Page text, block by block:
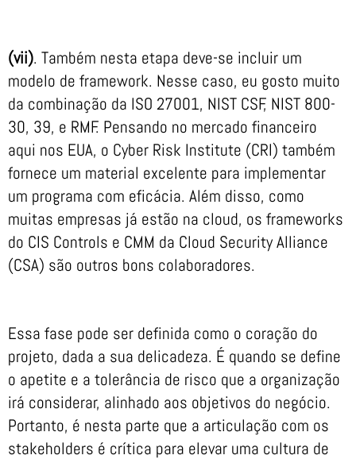
(vii). Também nesta etapa deve-se incluir um
modelo de framework. Nesse caso, eu gosto muito
da combinação da ISO 27001, NIST CSF, NIST 800-
30, 39, e RMF. Pensando no mercado financeiro
aqui nos EUA, o Cyber Risk Institute (CRI) também
fornece um material excelente para implementar
um programa com eficácia. Além disso, como
muitas empresas já estão na cloud, os frameworks
do CIS Controls e CMM da Cloud Security Alliance
(CSA) são outros bons colaboradores.
Essa fase pode ser definida como o coração do
projeto, dada a sua delicadeza. É quando se define
o apetite e a tolerância de risco que a organização
irá considerar, alinhado aos objetivos do negócio.
Portanto, é nesta parte que a articulação com os
stakeholders é crítica para elevar uma cultura de